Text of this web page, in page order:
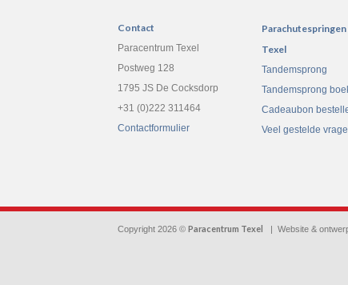
Contact
Paracentrum Texel
Postweg 128
1795 JS De Cocksdorp
+31 (0)222 311464
Contactformulier
Texel
Tandemsprong
Tandemsprong
Cadeaubon
Veel gestelde
Copyright 2026 © Paracentrum Texel | Website &